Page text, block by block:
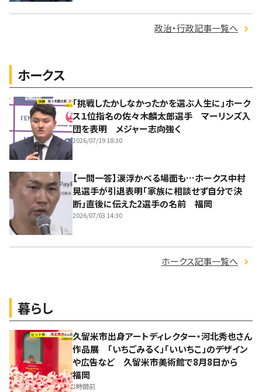
政治・行政記事一覧へ
ホークス
「挑戦したかしなかったかを選ぶ人生に」ホーク
ス１位指名の佐々木麟太郎選手 マーリンズ入
団を表明 メジャー志向強く
2026/07/19 18:30
【一問一答】涙浮かべる場面も…ホークス中村
晃選手が引退表明「家族に相談せず自分で決
断」直後に伝えた2選手の名前 福岡
2026/07/03 14:30
ホークス記事一覧へ
暮らし
久留米市出身アートディレクター・河北秀也さん
作品展 「いちごみるく」「いいちこ」のデザイン
や広告など 久留米市美術館で8月8日から
福岡
2時間前